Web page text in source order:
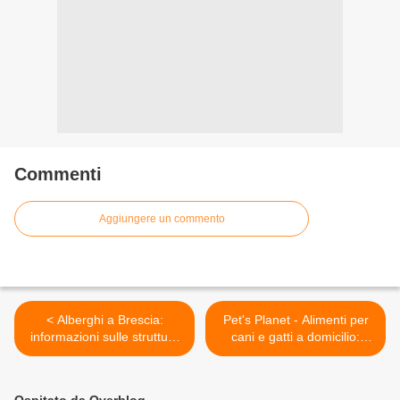
Commenti
Aggiungere un commento
< Alberghi a Brescia:
informazioni sulle strutture
e su come confrontare le
Pet's Planet - Alimenti per
cani e gatti a domicilio:
informazioni >